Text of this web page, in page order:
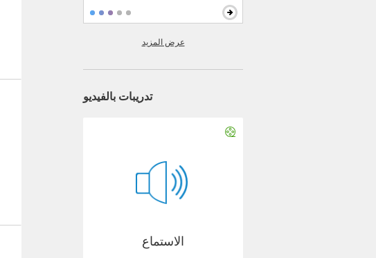
عرض المزيد
تدريبات بالفيديو
الاستماع